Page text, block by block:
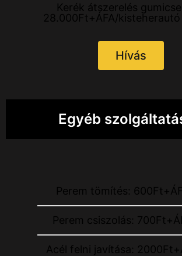
Kerék átszerelés
28.000Ft+ÁFA/kisteherautó
Hívás
Egyéb
Perem tömítés:
Perem csiszolás:
Acél felni javítása: